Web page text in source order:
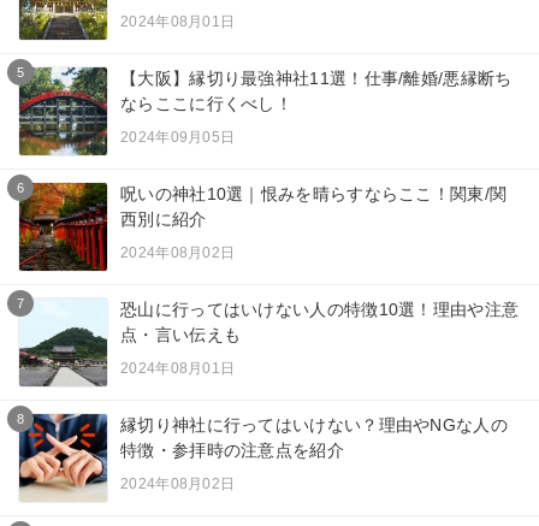
2024年08月01日
5
【大阪】縁切り最強神社11選！仕事/離婚/悪縁断ち
ならここに行くべし！
2024年09月05日
6
呪いの神社10選｜恨みを晴らすならここ！関東/関
西別に紹介
2024年08月02日
7
恐山に行ってはいけない人の特徴10選！理由や注意
点・言い伝えも
2024年08月01日
8
縁切り神社に行ってはいけない？理由やNGな人の
特徴・参拝時の注意点を紹介
2024年08月02日